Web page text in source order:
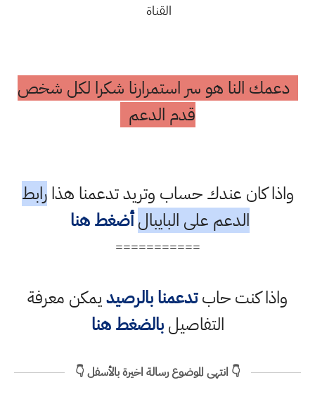
القناة
دعمك النا هو سر استمرارنا شكرا لكل شخص
قدم الدعم
واذا كان عندك حساب وتريد تدعمنا هذارابط
الدعم على البايبال أضغط هنا
===========
واذا كنت حابتدعمنا بالرصيديمكن معرفة
التفاصيلبالضغط هنا
👇 انتهى الموضوع رسالة اخيرة بالأسفل 👇